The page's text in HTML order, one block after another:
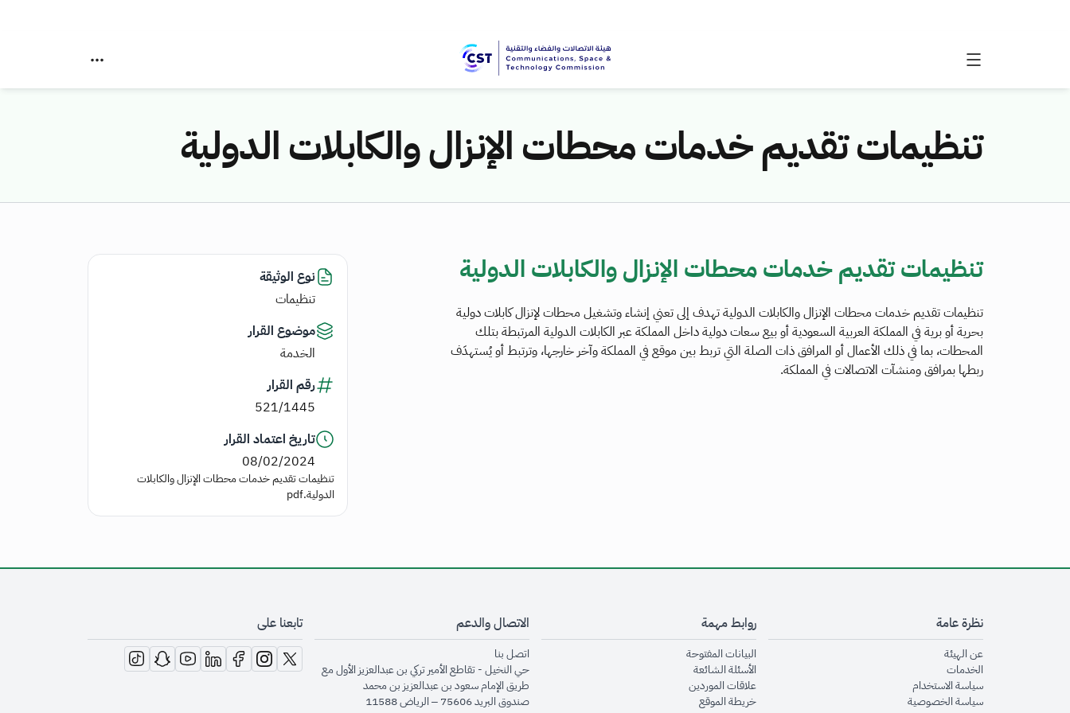
تنظيمات تقديم خدمات محطات الإنزال والكابلات الدولية
تنظيمات تقديم خدمات محطات الإنزال والكابلات الدولية
تنظيمات تقديم خدمات محطات الإنزال والكابلات الدولية تهدف إلى تعني إنشاء وتشغيل محطات لإنزال كابلات دولية
بحرية أو برية في المملكة العربية السعودية أو بيع سعات دولية داخل المملكة عبر الكابلات الدولية المرتبطة بتلك
المحطات، بما في ذلك الأعمال أو المرافق ذات الصلة التي تربط بين موقع في المملكة وآخر خارجها، وترتبط أو يُستهدَف
ربطها بمرافق ومنشآت الاتصالات في المملكة.
نوع الوثيقة
تنظيمات
موضوع القرار
الخدمة
رقم القرار
521/1445
تاريخ اعتماد القرار
08/02/2024
تنظيمات تقديم خدمات محطات الإنزال والكابلات
الدولية.pdf
نظرة عامة
عن الهيئةopens in new window
الخدماتopens in new window
سياسة الاستخدام
سياسة الخصوصيةopens in new window
روابط مهمة
البيانات المفتوحةopens in new window
الأسئلة الشائعةopens in new window
علاقات الموردينopens in new window
خريطة الموقعopens in new window
الاتصال والدعم
اتصل بنا
حي النخيل - تقاطع الأمير تركي بن عبدالعزيز الأول مع
طريق الإمام سعود بن عبدالعزيز بن محمد
صندوق البريد 75606 – الرياض 11588
تابعنا على
opens in new window
opens in new window
opens in new window
opens in new window
opens in new window
opens in new window
opens in new window